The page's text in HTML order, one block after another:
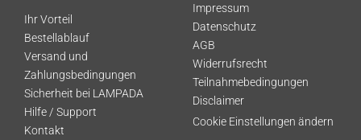
Ihr Vorteil
Bestellablauf
Versand und
Zahlungsbedingungen
Sicherheit bei LAMPADA
Hilfe / Support
Kontakt
Impressum
Datenschutz
AGB
Widerrufsrecht
Teilnahmebedingungen
Disclaimer
Cookie Einstellungen ändern